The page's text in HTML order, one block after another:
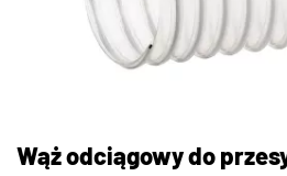
Wąż odciągowy do